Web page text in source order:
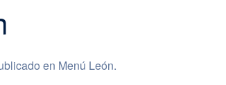
en Menú León.